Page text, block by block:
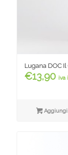
Lugana DOC
€13,90 iva
Aggiungi